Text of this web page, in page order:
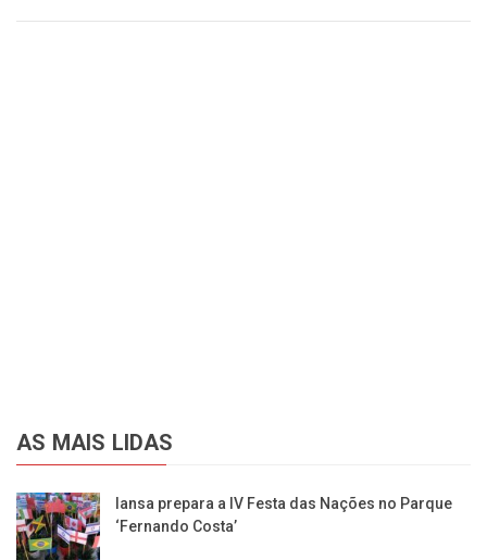
AS MAIS LIDAS
Iansa prepara a IV Festa das Nações no Parque
‘Fernando Costa’